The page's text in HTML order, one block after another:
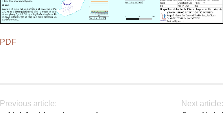
PDF
Previous article: Next article: